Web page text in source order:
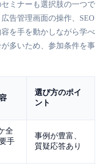
ミナーも選択肢の一つで
告管理画面の操作、SEO
を手を動かしながら学べ
多いため、参加条件を事
選び方のポイ
ント
全
手
事例が豊富、
質疑応答あり